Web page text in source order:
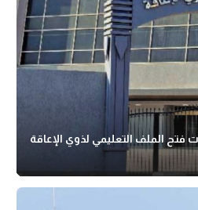
فتح الملف التعليمي لذوي الإعاقة